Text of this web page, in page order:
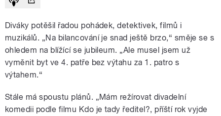
Diváky potěšil řadou pohádek, detektivek, filmů i
muzikálů. „Na bilancování je snad ještě brzo,“ směje se s
ohledem na blížící se jubileum. „Ale musel jsem už
vyměnit byt ve 4. patře bez výtahu za 1. patro s
výtahem.“
Stále má spoustu plánů. „Mám režírovat divadelní
komedii podle filmu Kdo je tady ředitel?, příští rok vyjde